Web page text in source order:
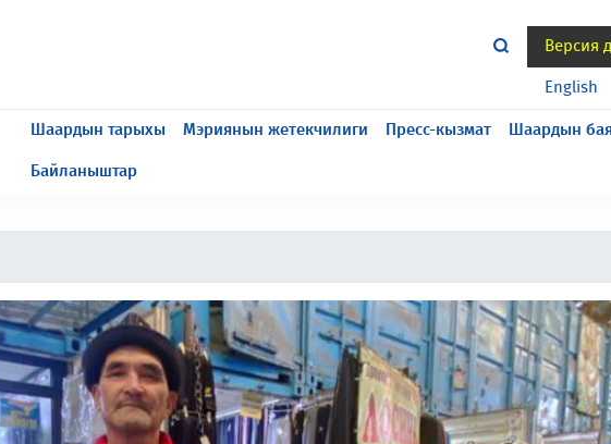
Версия
English
Шаардын тарыхы Мэриянын жетекчилиги Пресс-кызмат Шаардын
Байланыштар